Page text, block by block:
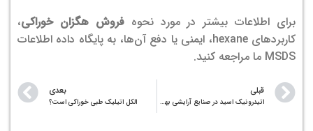
برای اطلاعات بیشتر در مورد نحوهفروش هگزان خوراکی،
کاربردهای hexane، ایمنی یا دفع آن‌ها، به پایگاه داده اطلاعات
MSDS ما مراجعه کنید.
قبلی
اتیدرونیک اسید در صنایع آرایشی بهداشتی به عنوان شوینده + عوارض جانبی
بعدی
الکل اتیلیک طبی خوراکی است؟